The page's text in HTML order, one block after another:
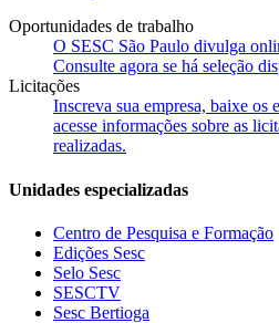
Oportunidades de trabalho
O SESC São Paulo divulga
Consulte agora se há seleção
Licitações
Inscreva sua empresa, baixe os
acesse informações sobre as
realizadas.
Unidades especializadas
Centro de Pesquisa e Formação
Edições Sesc
Selo Sesc
SESCTV
Sesc Bertioga